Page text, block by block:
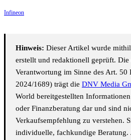
Infineon
Hinweis: Dieser Artikel wurde
erstellt und redaktionell geprüft. Die
Verantwortung im Sinne des Art.
2024/1689) trägt die DNV Media
World bereitgestellten
oder Finanzberatung dar und sind
Verkaufsempfehlung zu verstehen.
individuelle, fachkundige Beratung.